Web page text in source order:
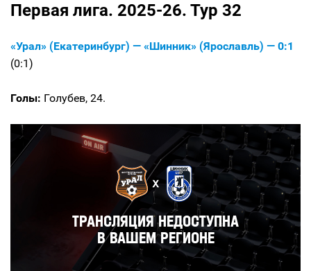
Первая лига. 2025-26. Тур 32
«Урал» (Екатеринбург) — «Шинник» (Ярославль) — 0:1
(0:1)
Голы: Голубев, 24.